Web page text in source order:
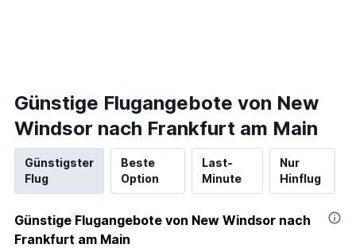
Günstige Flugangebote von New
Windsor nach Frankfurt am Main
Günstigster
Flug
Beste
Option
Last-
Minute
Nur
Hinflug
Günstige Flugangebote von New Windsor nach
Frankfurt am Main